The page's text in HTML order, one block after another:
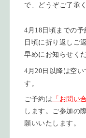
で、どうぞご了承
4月18日頃までの
日頃に折り返しご
早めにお知らせくだ
4月20日以降は空
す。
ご予約は 「お問い
します。ご参加の
願いいたします。